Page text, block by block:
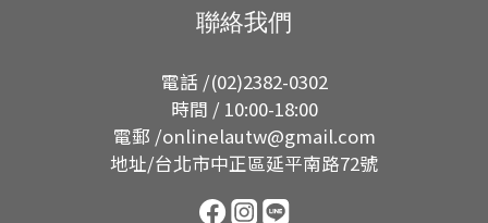
聯絡我們
電話 /(02)2382-0302
時間 / 10:00-18:00
電郵 /onlinelautw@gmail.com
地址/台北市中正區延平南路72號